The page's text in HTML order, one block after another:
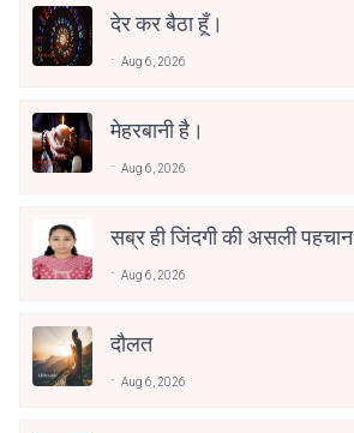
देर कर बैठा हूँ।
Aug 6, 2026
मेहरबानी है।
Aug 6, 2026
सब्र ही जिंदगी की असली पहचान
Aug 6, 2026
दौलत
Aug 6, 2026